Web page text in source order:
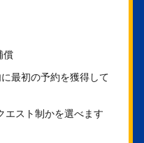
償
最初の予約を獲得して
エスト制かを選べます